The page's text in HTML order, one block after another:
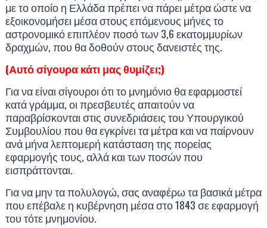
με το οποίο η Ελλάδα πρέπει να πάρει μέτρα ώστε να
εξοικονομήσει μέσα στους επόμενους μήνες το
αστρονομικό επιπλέον ποσό των 3,6 εκατομμυρίων
δραχμών, που θα δοθούν στους δανειστές της.
(Αυτό σίγουρα κάτι μας θυμίζει;)
Για να είναι σίγουροι ότι το μνημόνιο θα εφαρμοστεί
κατά γράμμα, οι πρεσβευτές απαιτούν να
παραβρίσκονται στις συνεδριάσεις του Υπουργικού
Συμβουλίου που θα εγκρίνει τα μέτρα και να παίρνουν
ανά μήνα λεπτομερή κατάσταση της πορείας
εφαρμογής τους, αλλά και των ποσών που
εισπράττονται.
Για να μην τα πολυλογώ, σας αναφέρω τα βασικά μέτρα
που επέβαλε η κυβέρνηση μέσα στο 1843 σε εφαρμογή
του τότε μνημονίου.